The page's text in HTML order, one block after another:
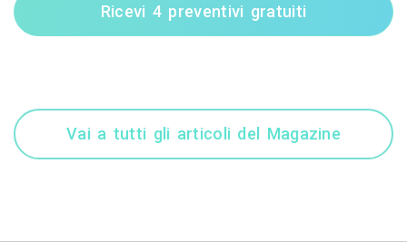
Ricevi 4 preventivi gratuiti
Vai a tutti gli articoli del Magazine